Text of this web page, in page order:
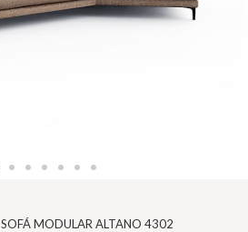
SOFÁ MODULAR ALTANO 4302